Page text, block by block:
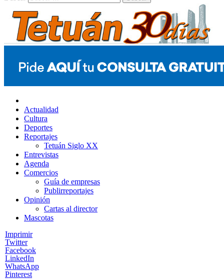
Actualidad
Cultura
Deportes
Reportajes
Tetuán Siglo XX
Entrevistas
Agenda
Comercios
Guía de empresas
Publirreportajes
Opinión
Cartas al director
Mascotas
Imprimir
Twitter
Facebook
LinkedIn
WhatsApp
Pinterest